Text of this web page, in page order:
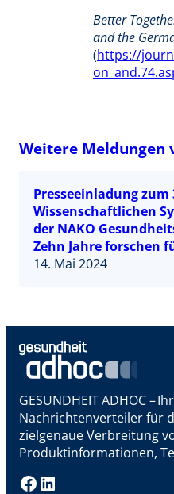
Better
and the
(https://
Weitere Meldungen
Presseeinladung zum
Wissenschaftlichen
der NAKO
Zehn Jahre forschen
gesündere Zukunft
14. Mai 2024
GESUNDHEIT ADHOC –
Nachrichtenverteiler für
zielgenaue Verbreitung
Produktinformationen,
Facebook LinkedIn